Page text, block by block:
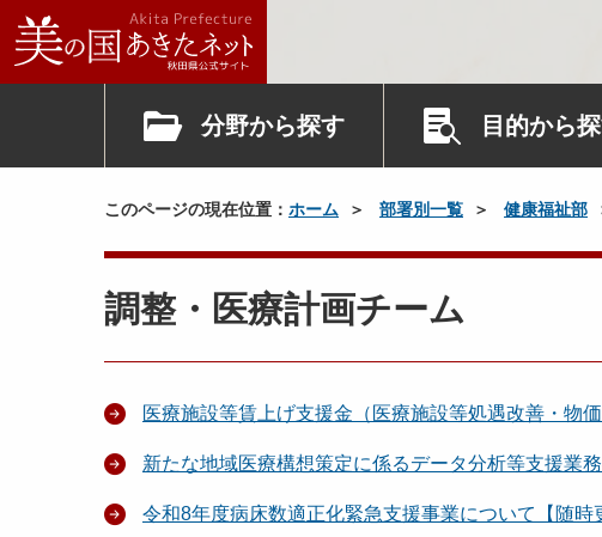
分野から探す 目的から
このページの現在位置： ホーム 部署別一覧 健康福祉部
調整・医療計画チーム
医療施設等賃上げ支援金（医療施設等処遇改善・物
新たな地域医療構想策定に係るデータ分析等支援業
令和8年度病床数適正化緊急支援事業について【随時